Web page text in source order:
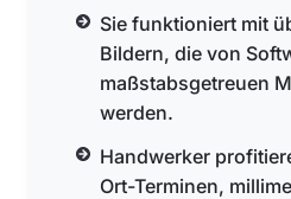
Sie funktioniert mit
Bildern, die von
maßstabsgetreuen
werden.
Handwerker
Ort-Terminen,